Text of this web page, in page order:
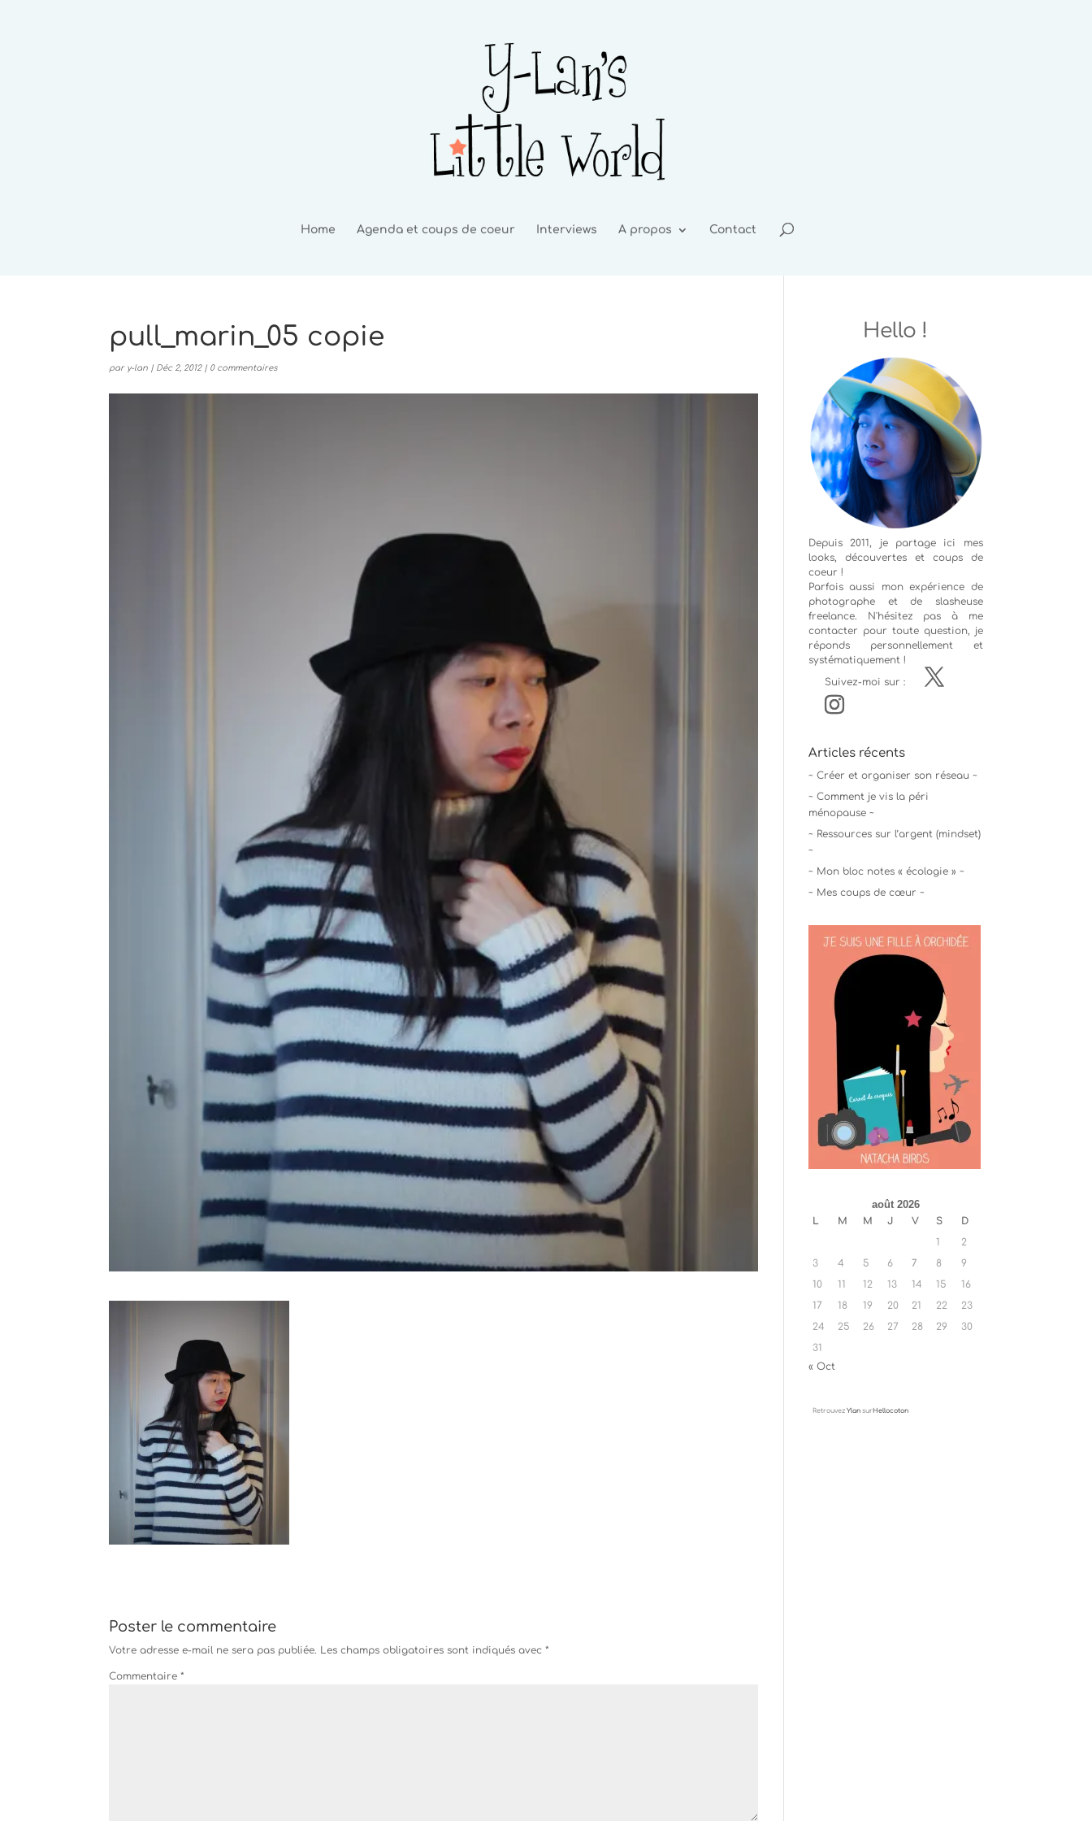
Home Agenda et coups de coeur Interviews A propos Contact
pull_marin_05 copie
par y-lan | Déc 2, 2012| 0 commentaires
Poster le commentaire
Votre adresse e-mail ne sera pas publiée. Les champs obligatoires sont indiqués avec*
Commentaire*
Hello !
Depuis 2011, je partage ici mes
looks, découvertes et coups de
coeur !
Parfois aussi mon expérience de
photographeet de slasheuse
freelance. N'hésitez pas à me
contacter pour toute question, je
réponds personnellement et
systématiquement !
Suivez-moi sur :
Articles récents
~ Créer et organiser son réseau ~
~ Comment je vis la péri
ménopause ~
~ Ressources sur l’argent (mindset)
~
~ Mon bloc notes « écologie » ~
~ Mes coups de cœur ~
août 2026
L M M J V S
D
1
2
3
4 5 6 7 8
9
10
11 12 13 14 15
16
17
18 19 20 21 22
23
24
25 26 27 28 29
30
31
« Oct
Retrouvez Ylansur Hellocoton